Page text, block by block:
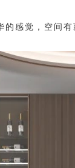
的感觉，空间